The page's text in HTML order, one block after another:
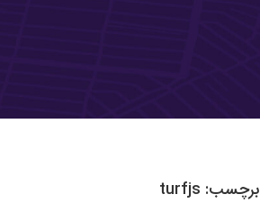
برچسب: turfjs